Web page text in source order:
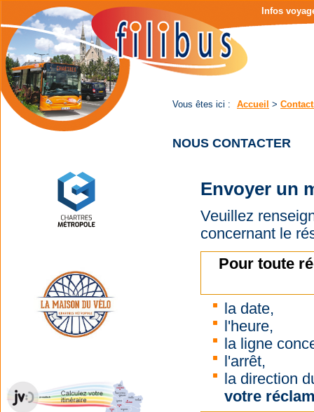
Page
d'accueil
Menu
de
navigation
Infos
Vous êtes ici : Accueil >
NOUS CONTACTER
Envoyer un
Veuillez
concernant le
Pour toute
la date,
l'heure,
la ligne
l'arrêt,
la direction
votre